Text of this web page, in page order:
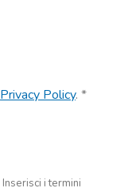
Privacy Policy. *
Inserisci i termini